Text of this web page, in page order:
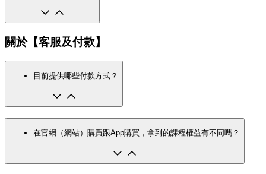
關於【客服及付款】
目前提供哪些付款方式？
在官網（網站）購買跟App購買，拿到的課程權益有不同嗎？